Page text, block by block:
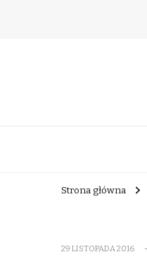
Strona główna
29 LISTOPADA 2016